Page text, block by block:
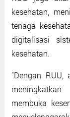
kesehatan,
tenaga
digitalisasi
kesehatan.
’’Dengan
membuka